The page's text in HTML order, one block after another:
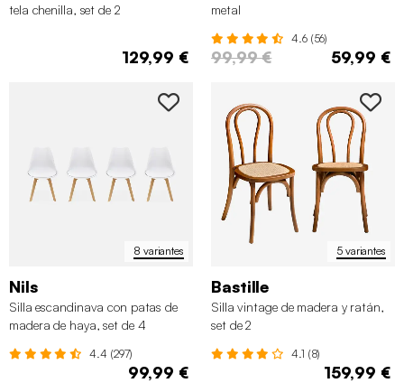
tela chenilla, set de 2
129,99 €
metal
4.6 (56)
99,99 € 59,99 €
8 variantes
Nils
Silla escandinava con patas de
madera de haya, set de 4
4.4 (297)
99,99 €
5 variantes
Bastille
Silla vintage de madera y ratán,
set de 2
4.1 (8)
159,99 €